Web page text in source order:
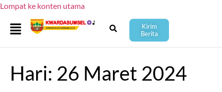
Lompat ke konten utama
Kirim
Berita
Hari: 26 Maret 2024